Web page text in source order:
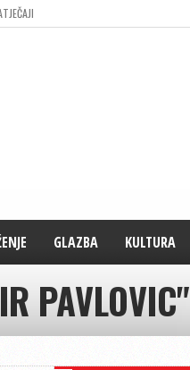
GLAZBA KULTURA
PAVLOVIC"